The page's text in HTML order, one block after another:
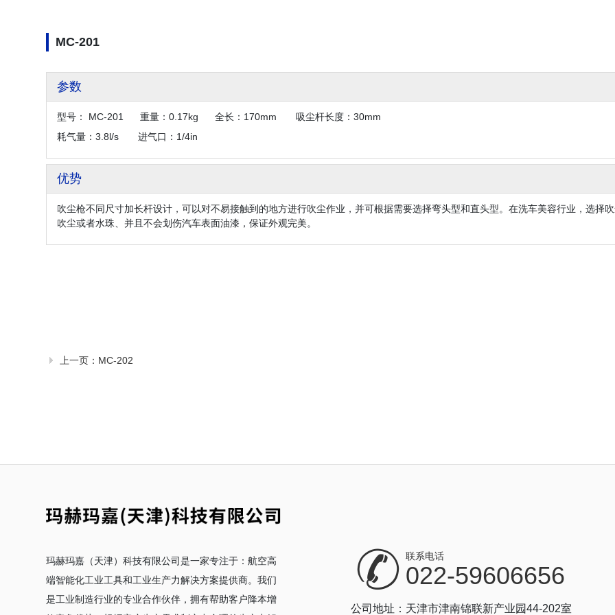
MC-201
参数
型号： MC-201 重量：0.17kg 全长：170mm 吸尘杆长度：30mm
耗气量：3.8l/s 进气口：1/4in
优势
吹尘枪不同尺寸加长杆设计，可以对不易接触到的地方进行吹尘作业，并可根据需要选择弯头型和直头型。在洗车美容行业，选择
吹尘或者水珠、并且不会划伤汽车表面油漆，保证外观完美。
上一页： MC-202
玛赫玛嘉（天津）科技有限公司是一家专注于：航空高
端智能化工业工具和工业生产力解决方案提供商。我们
是工业制造行业的专业合作伙伴，拥有帮助客户降本增
联系电话
022-59606656
公司地址：天津市津南锦联新产业园44-202室